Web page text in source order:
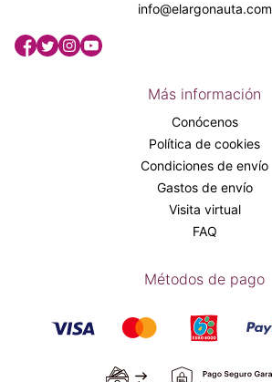
info@elargonauta.com
Más información
Conócenos
Política de cookies
Condiciones de envío
Gastos de envío
Visita virtual
FAQ
Métodos de pago